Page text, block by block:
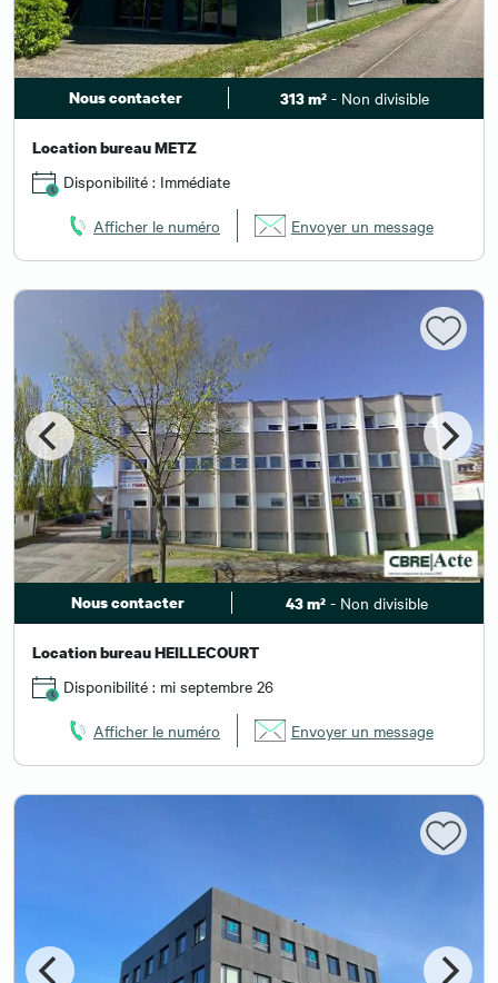
Nous contacter 313 m² - Non divisible
Location bureau METZ
Disponibilité : Immédiate
Afficher le numéro Envoyer un message
Nous contacter 43 m²- Non divisible
Location bureau HEILLECOURT
Disponibilité : mi septembre 26
Afficher le numéro Envoyer un message